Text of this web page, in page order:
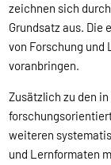
zeichnen sich
Grundsatz aus. Die
von Forschung und
voranbringen.
Zusätzlich zu den
weiteren
und Lernformaten